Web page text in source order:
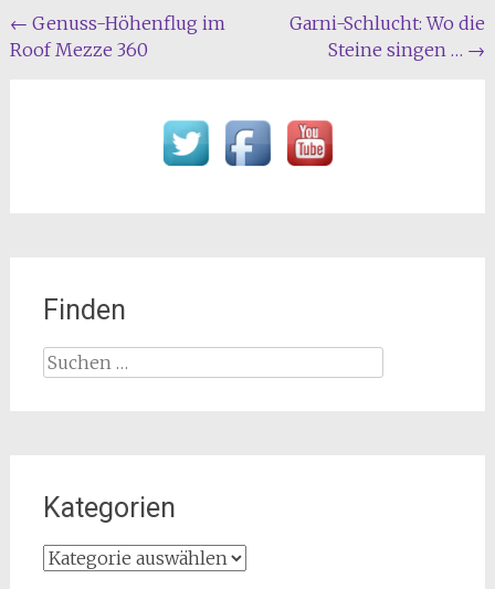
Beitragsnavigation
← Genuss-Höhenflug im
Roof Mezze 360
Garni-Schlucht: Wo die
Steine singen … →
Finden
Suchen
Kategorien
Kategorien